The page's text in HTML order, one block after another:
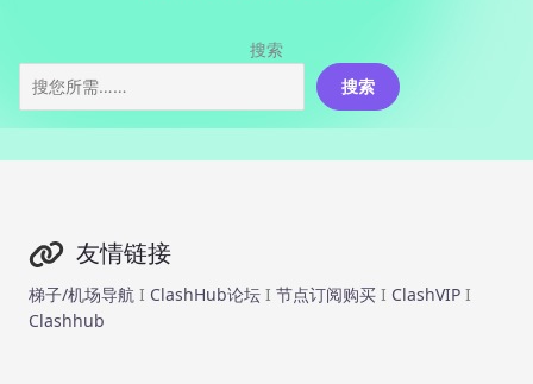
搜索
搜索
友情链接
梯子/机场导航 I ClashHub论坛 I 节点订阅购买 I ClashVIP I
Clashhub